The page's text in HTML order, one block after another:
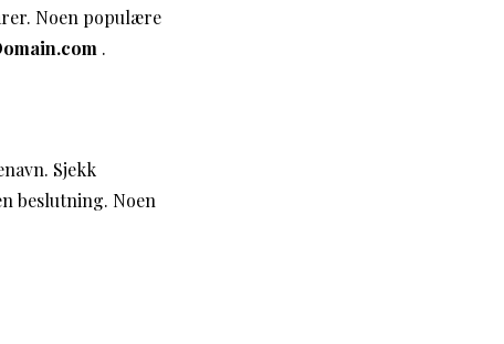
Noen populære
.
Sjekk
beslutning. Noen